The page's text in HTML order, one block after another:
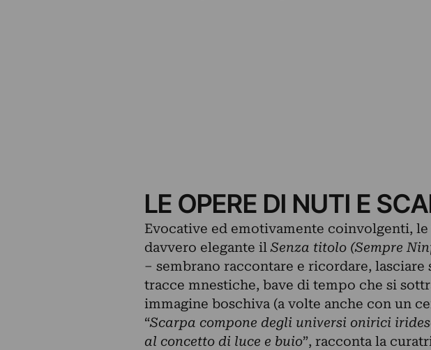
LE OPERE DI NUTI E
Evocative ed emotivamente coinvolgenti,
davvero elegante ilSenza titolo (Sempre
– sembrano raccontare e ricordare, lasciare
tracce mnestiche, bave di tempo che si
immagine boschiva (a volte anche con un
“Scarpa compone degli universi onirici
al concetto di luce e buio”, racconta la